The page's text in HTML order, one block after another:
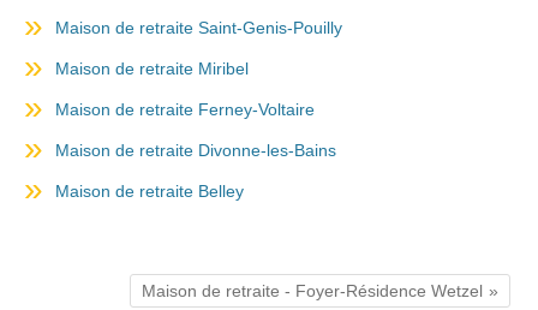
Maison de retraite Saint-Genis-Pouilly
Maison de retraite Miribel
Maison de retraite Ferney-Voltaire
Maison de retraite Divonne-les-Bains
Maison de retraite Belley
Maison de retraite - Foyer-Résidence Wetzel